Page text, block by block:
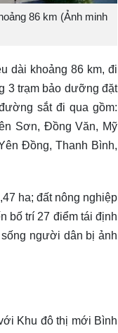
86 km (Ảnh minh
dài khoảng 86 km, đi
3 trạm bảo dưỡng đặt
sắt đi qua gồm:
Sơn, Đồng Văn, Mỹ
Đồng, Thanh Bình,
ha; đất nông nghiệp
bố trí 27 điểm tái định
người dân bị ảnh
Khu đô thị mới Bình